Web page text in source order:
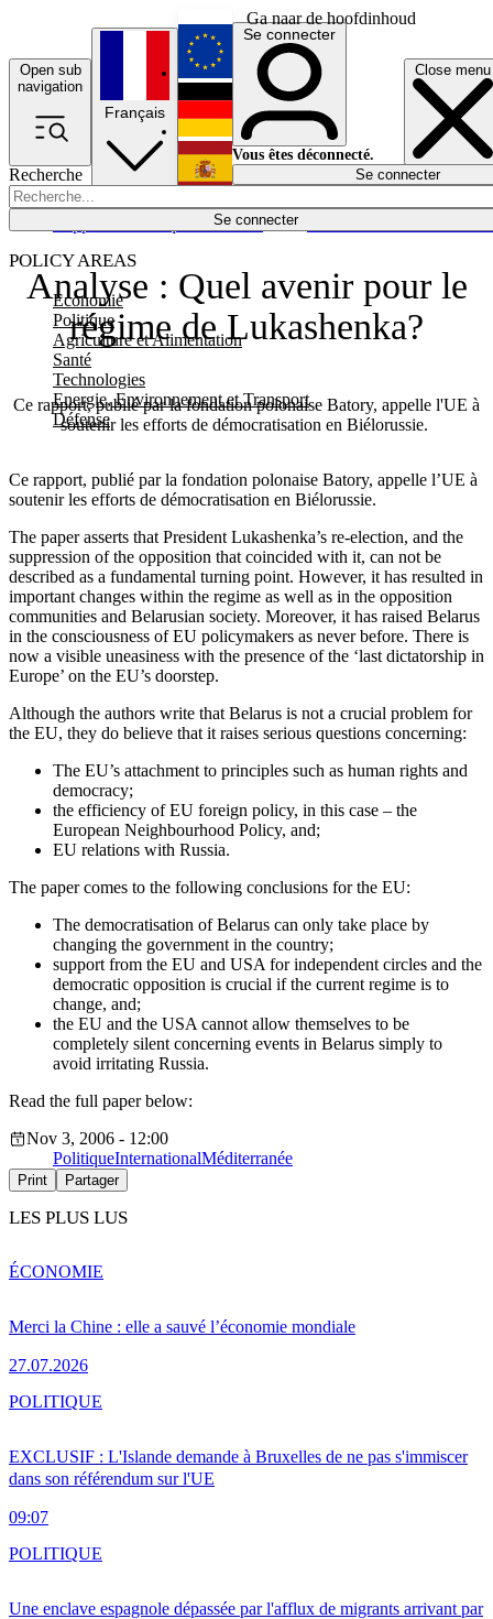
Ga naar de hoofdinhoud
Open sub
navigation
Close menu
Recherche
Se connecter
POLICY AREAS
Economie
Politique
Agriculture et Alimentation
Santé
Technologies
Energie, Environnement et Transport
Défense
Économie
Français
English
Deutsch
Español
Se connecter
Vous êtes déconnecté.
Se connecter
Analyse : Quel avenir pour le
régime de Lukashenka?
Ce rapport, publié par la fondation polonaise Batory, appelle l'UE à
soutenir les efforts de démocratisation en Biélorussie.
Ce rapport, publié par la fondation polonaise Batory, appelle l’UE à
soutenir les efforts de démocratisation en Biélorussie.
The paper asserts that President Lukashenka’s re-election, and the
suppression of the opposition that coincided with it, can not be
described as a fundamental turning point. However, it has resulted in
important changes within the regime as well as in the opposition
communities and Belarusian society. Moreover, it has raised Belarus
in the consciousness of EU policymakers as never before. There is
now a visible uneasiness with the presence of the ‘last dictatorship in
Europe’ on the EU’s doorstep.
Although the authors write that Belarus is not a crucial problem for
the EU, they do believe that it raises serious questions concerning:
The EU’s attachment to principles such as human rights and
democracy;
the efficiency of EU foreign policy, in this case – the
European Neighbourhood Policy, and;
EU relations with Russia.
The paper comes to the following conclusions for the EU:
The democratisation of Belarus can only take place by
changing the government in the country;
support from the EU and USA for independent circles and the
democratic opposition is crucial if the current regime is to
change, and;
the EU and the USA cannot allow themselves to be
completely silent concerning events in Belarus simply to
avoid irritating Russia.
Read the full paper below:
Nov 3, 2006 - 12:00
PolitiqueInternationalMéditerranée
Print Partager
LES PLUS LUS
Merci la Chine : elle a sauvé l’économie mondiale
27.07.2026
ÉCONOMIE
EXCLUSIF : L'Islande demande à Bruxelles de ne pas s'immiscer
dans son référendum sur l'UE
09:07
POLITIQUE
Une enclave espagnole dépassée par l'afflux de migrants arrivant par
POLITIQUE